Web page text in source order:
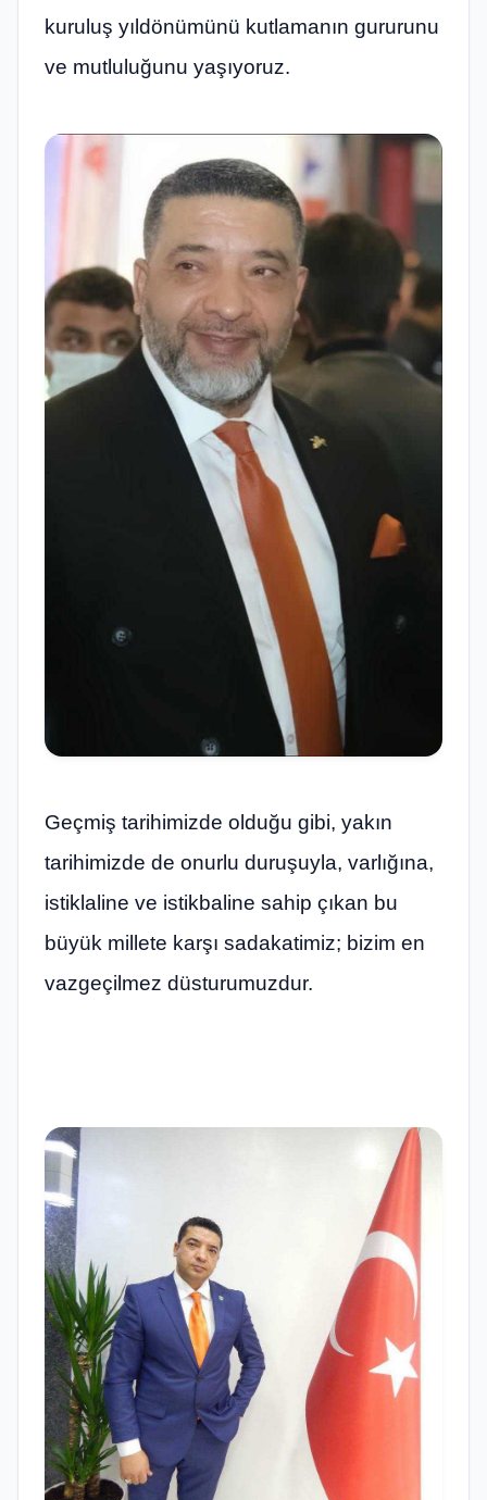
kuruluş yıldönümünü kutlamanın gururunu
ve mutluluğunu yaşıyoruz.
Geçmiş tarihimizde olduğu gibi, yakın
tarihimizde de onurlu duruşuyla, varlığına,
istiklaline ve istikbaline sahip çıkan bu
büyük millete karşı sadakatimiz; bizim en
vazgeçilmez düsturumuzdur.